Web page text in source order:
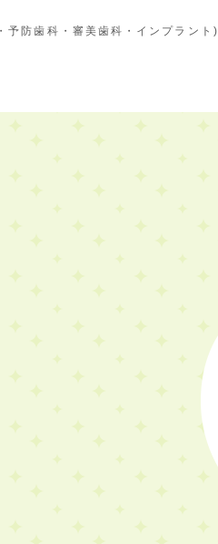
予防歯科・審美歯科・インプラント)